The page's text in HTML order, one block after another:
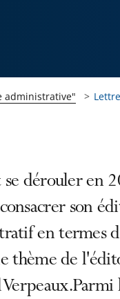
administrative"
dérouler en
son
en termes
thème de